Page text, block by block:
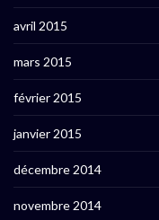
avril 2015
mars 2015
février 2015
janvier 2015
décembre 2014
novembre 2014